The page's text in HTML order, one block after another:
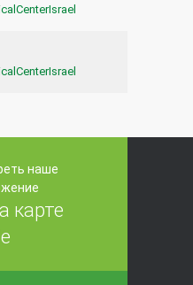
наше
карте